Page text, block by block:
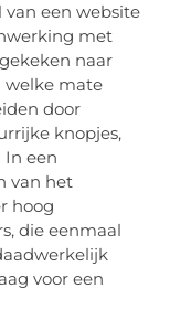
van een website
met
naar
welke mate
door
knopjes,
een
van het
hoog
die eenmaal
voor een